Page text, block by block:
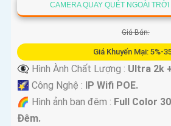
CAMERA QUAY QUÉT NGOÀI
Giá Bán:
Giá Khuyến Mại: 5%-
👁️‍🗨 Hình Ành Chất Lượng : Ultra 2k
🌠 Công Nghệ : IP Wifi POE.
🌈 Hình ảnh ban đêm : Full Color
Ðêm.